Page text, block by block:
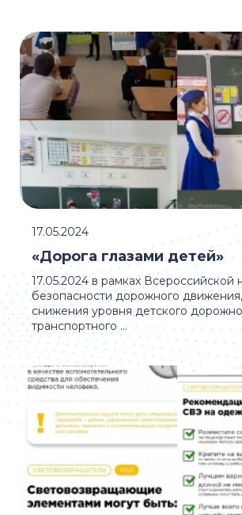
17.05.2024 в рамках Всероссийской
безопасности дорожного
снижения уровня детского
транспортного ...
«Дорога глазами детей»
17.05.2024